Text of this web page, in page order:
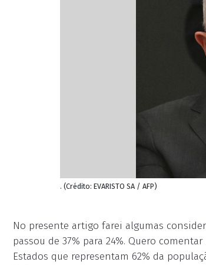
. (Crédito: EVARISTO SA / AFP)
No presente artigo farei algumas
passou de 37% para 24%. Quero
Estados que representam 62% da